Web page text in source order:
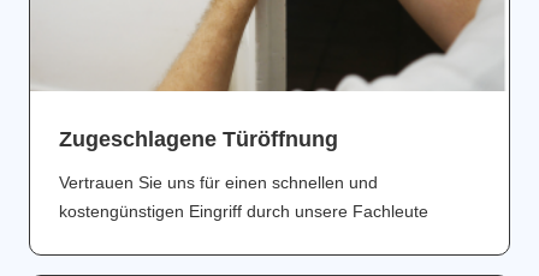
Zugeschlagene Türöffnung
Vertrauen Sie uns für einen schnellen und
kostengünstigen Eingriff durch unsere Fachleute